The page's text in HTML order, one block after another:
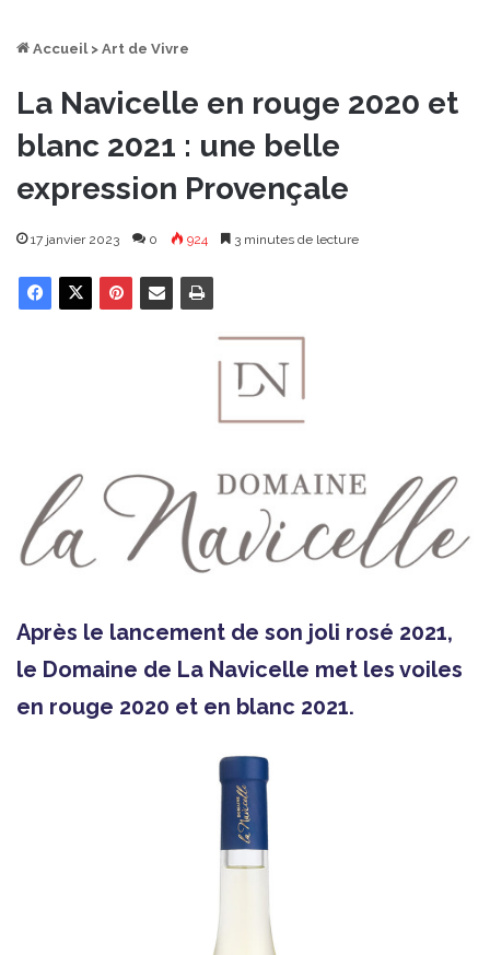
Accueil > Art de Vivre
La Navicelle en rouge 2020 et
blanc 2021 : une belle
expression Provençale
17 janvier 2023 0 924 3 minutes de lecture
Après le lancement de son joli rosé 2021,
le Domaine de La Navicelle met les voiles
en rouge 2020 et en blanc 2021.